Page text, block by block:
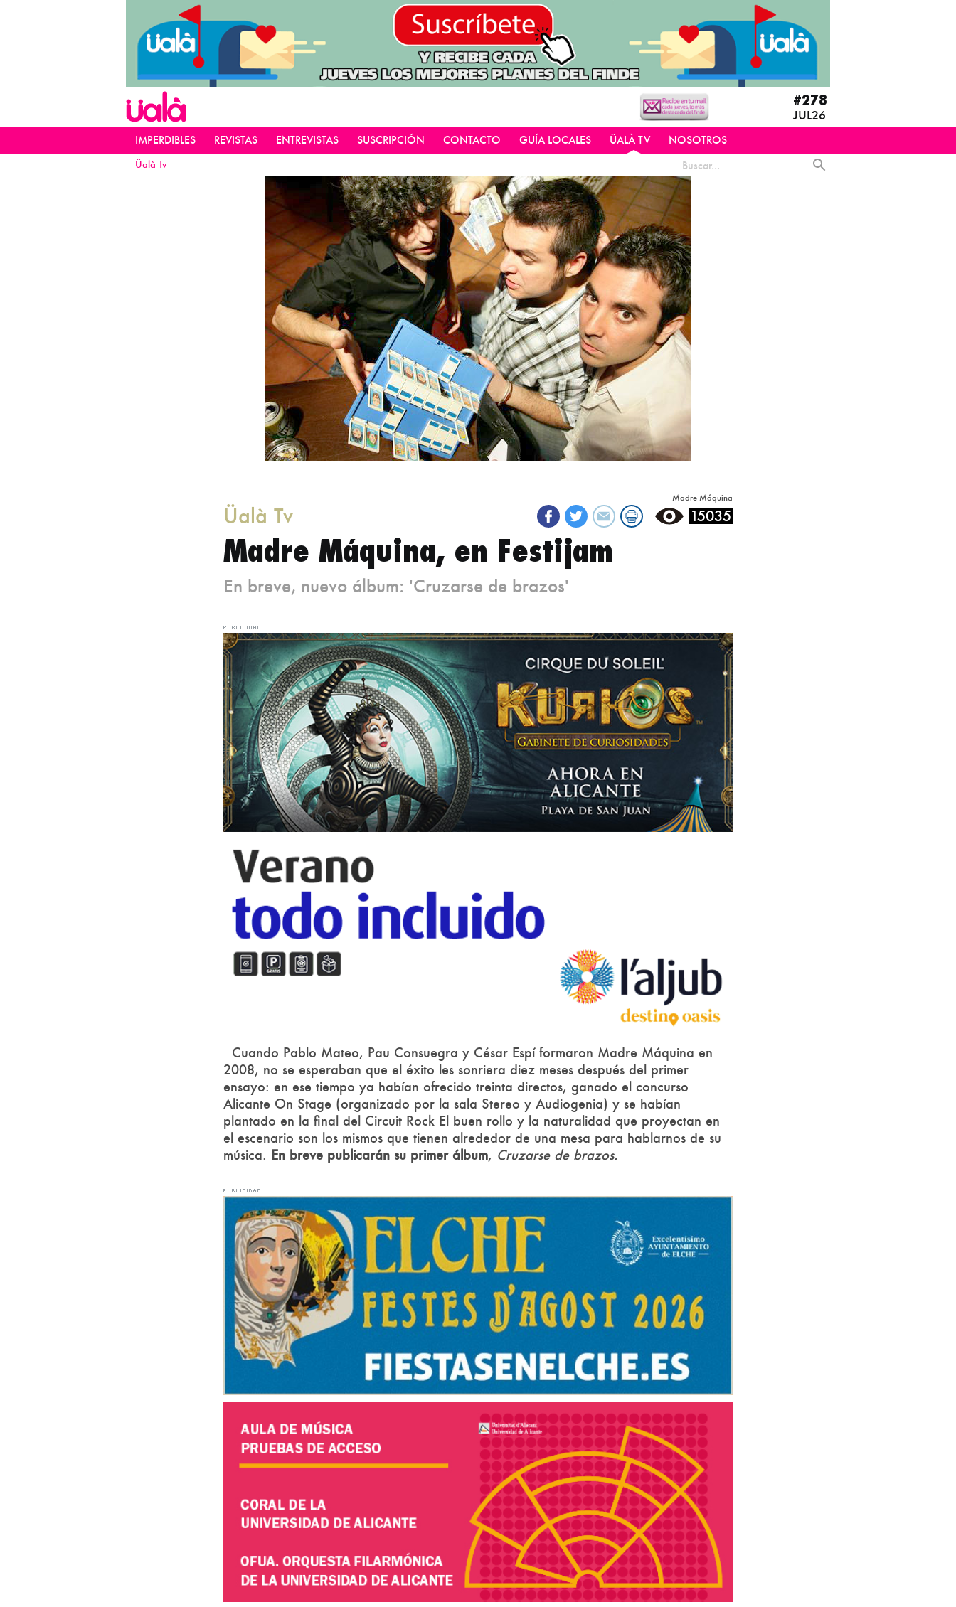
#278
JUL26
IMPERDIBLES REVISTAS ENTREVISTAS SUSCRIPCIÓN CONTACTO GUÍA LOCALES ÜALÀ TV
Üalà Tv
NOSOTROS
Madre Máquina
Üalà Tv
Madre Máquina, en Festijam
En breve, nuevo álbum: 'Cruzarse de brazos'
15035
Cuando Pablo Mateo, Pau Consuegra y César Espí formaron Madre Máquina en
2008, no se esperaban que el éxito les sonriera diez meses después del primer
ensayo: en ese tiempo ya habían ofrecido treinta directos, ganado el concurso
Alicante On Stage (organizado por la sala Stereo y Audiogenia) y se habían
plantado en la final del Circuit Rock El buen rollo y la naturalidad que proyectan en
el escenario son los mismos que tienen alrededor de una mesa para hablarnos de su
música. En breve publicarán su primer álbum, Cruzarse de brazos.